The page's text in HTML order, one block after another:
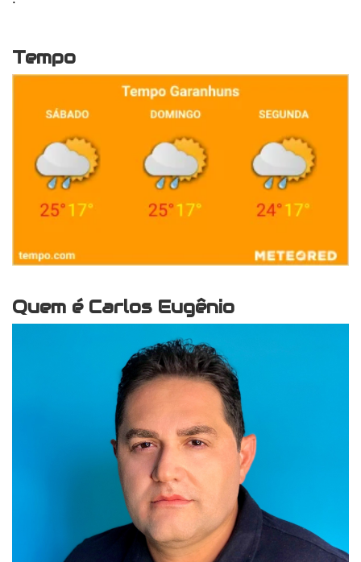
Tempo
Quem é Carlos Eugênio